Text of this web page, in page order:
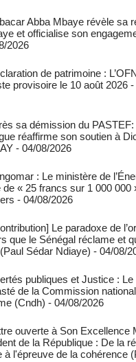
Abba Mbaye révèle sa
et officialise son
2026
de patrimoine :
provisoire le 10 août 2026 -
sa démission du PASTEF:
réaffirme son soutien à
- 04/08/2026
: Le ministère de
de « 25 francs sur 1 000 000
- 04/08/2026
Le paradoxe de
que le Sénégal réclame et
Sédar Ndiaye) - 04/08/
publiques et Justice : Le
de la Commission
(Cndh) - 04/08/2026
ouverte à Son Excellence
de la République : De la
à l'épreuve de la cohérence